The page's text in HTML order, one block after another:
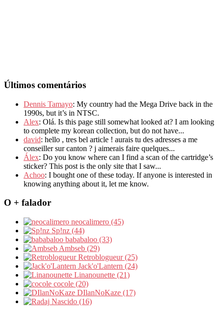
Últimos comentários
Dennis Tamayo: My country had the Mega Drive back in the
1990s, but it’s in NTSC.
Alex: Olá. Is this page still somewhat looked at? I am looking
to complete my korean collection, but do not have...
david: hello , tres bel article ! aurais tu des adresses a me
conseiller sur canton ? j aimerais faire quelques...
Álex: Do you know where can I find a scan of the cartridge’s
sticker? This post is the only site that I saw...
Achoo: I bought one of these today. If anyone is interested in
knowing anything about it, let me know.
O + falador
neocalimero (45)
Sp!nz (44)
bababaloo (33)
Ambseb (29)
Retroblogueur (25)
Jack'o'Lantern (24)
Linanounette (21)
cocole (20)
DIlanNoKaze (17)
Nascido (16)